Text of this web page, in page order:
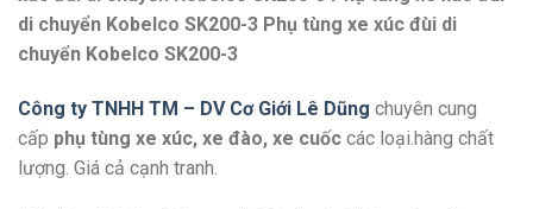
di chuyển Kobelco SK200-3 Phụ tùng xe xúc đùi di
chuyển Kobelco SK200-3
Công ty TNHH TM – DV Cơ Giới Lê Dũng chuyên cung
cấp phụ tùng xe xúc, xe đào, xe cuốc các loại.hàng chất
lượng. Giá cả cạnh tranh.